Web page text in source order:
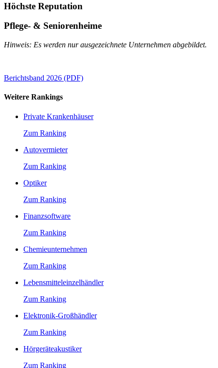
Höchste Reputation
Pflege- & Seniorenheime
Hinweis: Es werden nur ausgezeichnete Unternehmen abgebildet.
Berichtsband 2026 (PDF)
Weitere Rankings
Private Krankenhäuser
Zum Ranking
Autovermieter
Zum Ranking
Optiker
Zum Ranking
Finanzsoftware
Zum Ranking
Chemieunternehmen
Zum Ranking
Lebensmitteleinzelhändler
Zum Ranking
Elektronik-Großhändler
Zum Ranking
Hörgeräteakustiker
Zum Ranking